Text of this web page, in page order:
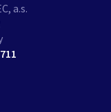
a.s.